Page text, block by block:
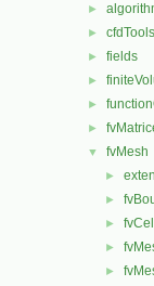
►
► cfdTools
► fields
►
►
►
▼ fvMesh
►
►
►
►
►